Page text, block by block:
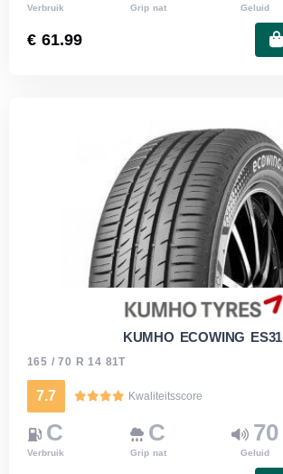
Verbruik Grip nat Geluid
€ 61.99
KUMHO ECOWING ES31
165 / 70 R 14 81T
7.7 Kwaliteitsscore
C
Verbruik
C
Grip nat
70
Geluid